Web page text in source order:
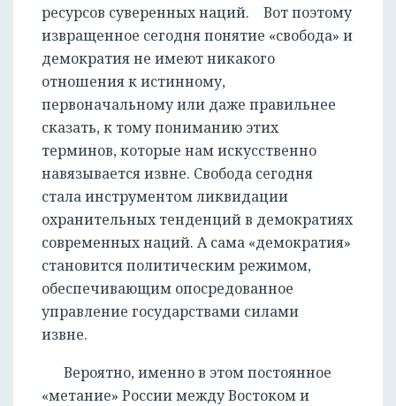
ресурсов суверенных наций. Вот поэтому
извращенное сегодня понятие «свобода» и
демократия не имеют никакого
отношения к истинному,
первоначальному или даже правильнее
сказать, к тому пониманию этих
терминов, которые нам искусственно
навязывается извне. Свобода сегодня
стала инструментом ликвидации
охранительных тенденций в демократиях
современных наций. А сама «демократия»
становится политическим режимом,
обеспечивающим опосредованное
управление государствами силами
извне.
Вероятно, именно в этом постоянное
«метание» России между Востоком и